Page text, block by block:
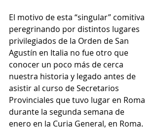
El motivo de esta “singular” comitiva
peregrinando por distintos lugares
privilegiados de la Orden de San
Agustín en Italia no fue otro que
conocer un poco más de cerca
nuestra historia y legado antes de
asistir al curso de Secretarios
Provinciales que tuvo lugar en Roma
durante la segunda semana de
enero en la Curia General, en Roma.